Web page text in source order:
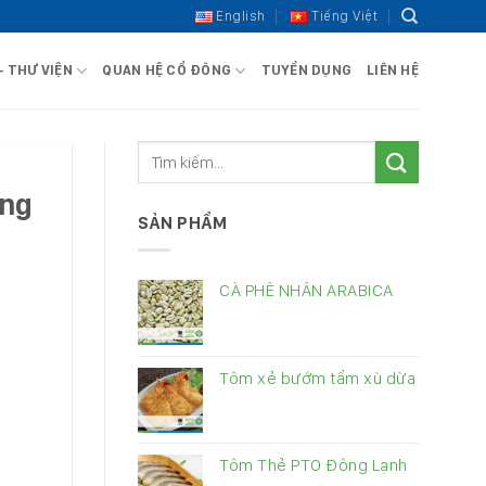
English Tiếng Việt
THƯ VIỆN QUAN HỆ CỔ ĐÔNG TUYỂN DỤNG LIÊN HỆ
SẢN PHẨM
CÀ PHÊ NHÂN ARABICA
Tôm xẻ bướm tẩm xù dừa
Tôm Thẻ PTO Đông Lạnh